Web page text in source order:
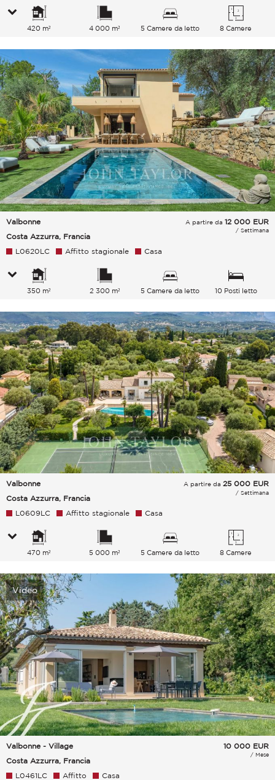
420 m² 4 000 m² 5 Camere da letto 8 Camere
Valbonne
Costa Azzurra, Francia
A partire da 12 000 EUR
/ Settimana
L0620LC Affitto stagionale Casa
350 m² 2 300 m² 5 Camere da letto 10 Posti letto
Valbonne
Costa Azzurra, Francia
A partire da 25 000 EUR
/ Settimana
L0609LC Affitto stagionale Casa
470 m² 5 000 m² 5 Camere da letto 8 Camere
Video
Valbonne - Village
Costa Azzurra, Francia
10 000 EUR
/ Mese
L0461LC Affitto Casa